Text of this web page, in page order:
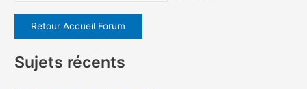
Retour Accueil Forum
Sujets récents